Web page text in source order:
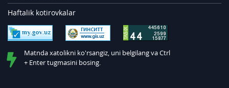
Haftalik kotirovkalar
Matnda xatolikni ko'rsangiz, uni belgilang va Ctrl
+ Enter tugmasini bosing.